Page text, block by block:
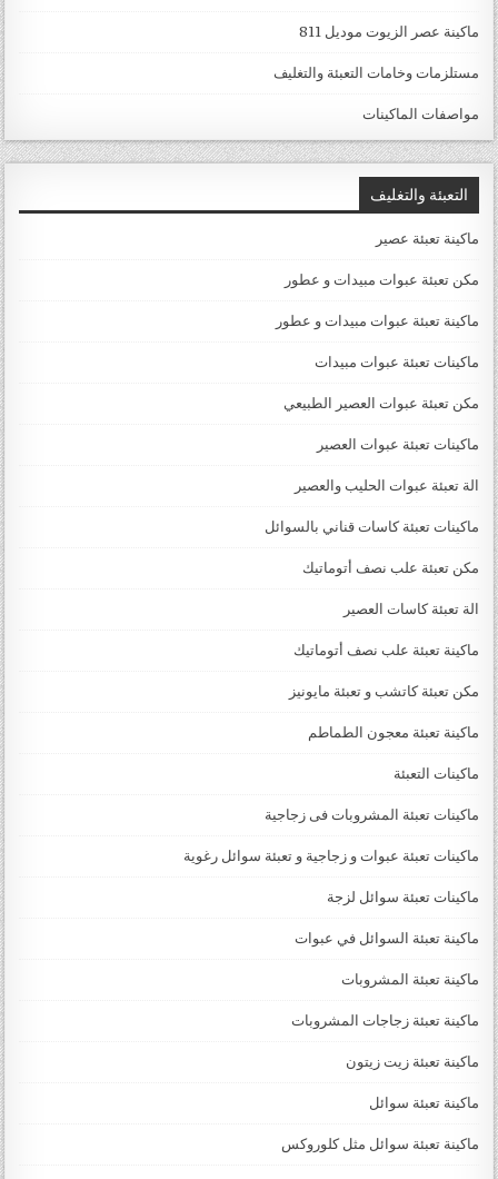
ماكينة عصر الزيوت موديل 811
مستلزمات وخامات التعبئة والتغليف
مواصفات الماكينات
التعبئة والتغليف
ماكينة تعبئة عصير
مكن تعبئة عبوات مبيدات و عطور
ماكينة تعبئة عبوات مبيدات و عطور
ماكينات تعبئة عبوات مبيدات
مكن تعبئة عبوات العصير الطبيعي
ماكينات تعبئة عبوات العصير
الة تعبئة عبوات الحليب والعصير
ماكينات تعبئة كاسات قناني بالسوائل
مكن تعبئة علب نصف أتوماتيك
الة تعبئة كاسات العصير
ماكينة تعبئة علب نصف أتوماتيك
مكن تعبئة كاتشب و تعبئة مايونيز
ماكينة تعبئة معجون الطماطم
ماكينات التعبئة
ماكينات تعبئة المشروبات فى زجاجية
ماكينات تعبئة عبوات و زجاجية و تعبئة سوائل رغوية
ماكينات تعبئة سوائل لزجة
‏‏‏ماكينة تعبئة السوائل في عبوات
ماكينة تعبئة المشروبات
ماكينة تعبئة زجاجات المشروبات
ماكينة تعبئة زيت زيتون
ماكينة تعبئة سوائل
ماكينة تعبئة سوائل مثل كلوروكس